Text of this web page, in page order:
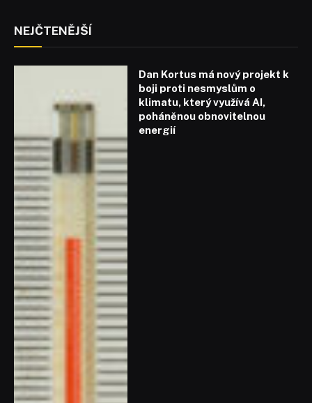
NEJČTENĚJŠÍ
Dan Kortus má nový projekt k
boji proti nesmyslům o
klimatu, který využívá AI,
poháněnou obnovitelnou
energií